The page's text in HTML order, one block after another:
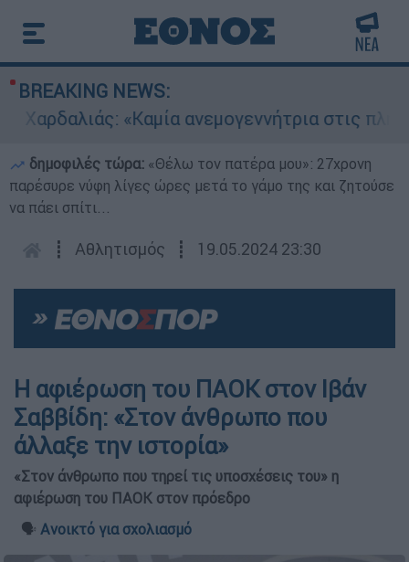
BREAKING NEWS:
«Καμία ανεμογεννήτρια στις
δημοφιλές τώρα: «Θέλω τον πατέρα μου»: 27χρονη
παρέσυρε νύφη λίγες ώρες μετά το γάμο της και ζητούσε
να πάει σπίτι...
┋ Αθλητισμός ┋ 19.05.2024 23:30
Η αφιέρωση του ΠΑΟΚ στον Ιβάν
Σαββίδη: «Στον άνθρωπο που
άλλαξε την ιστορία»
«Στον άνθρωπο που τηρεί τις υποσχέσεις του» η
αφιέρωση του ΠΑΟΚ στον πρόεδρο
🗣️ Ανοικτό για σχολιασμό